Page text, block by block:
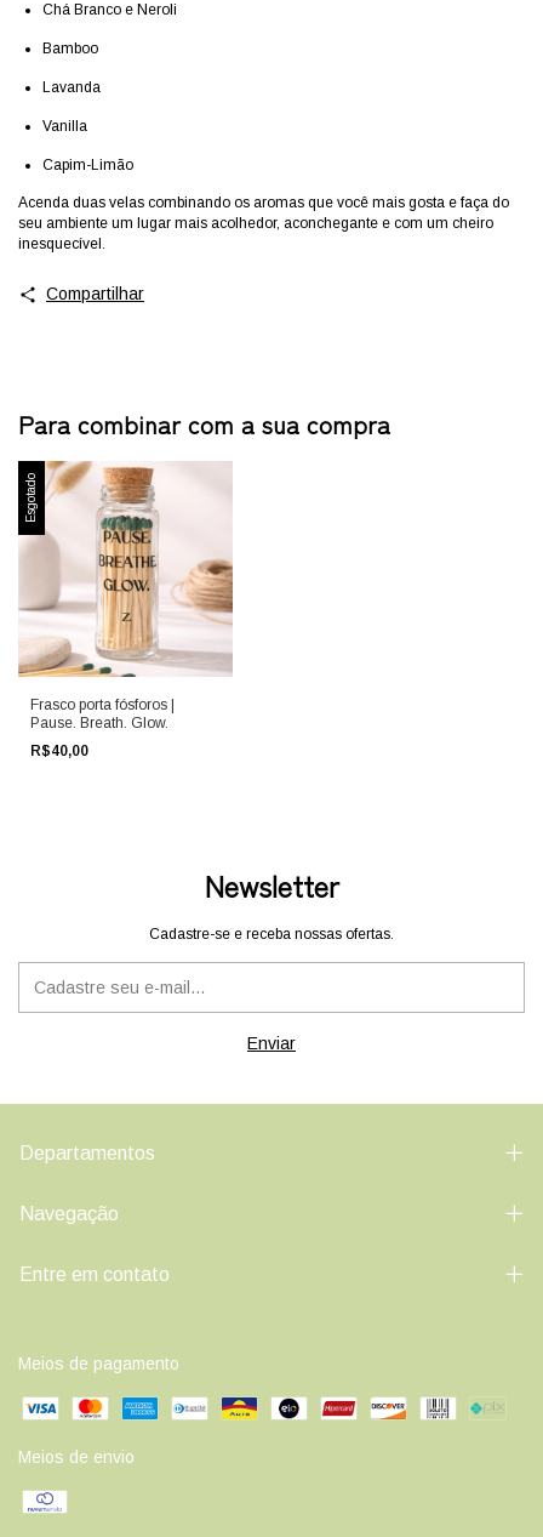
Chá Branco e Neroli
Bamboo
Lavanda
Vanilla
Capim-Limão
Acenda duas velas combinando os aromas que você mais gosta e faça do
seu ambiente um lugar mais acolhedor, aconchegante e com um cheiro
inesquecível.
Compartilhar
Para combinar com a sua compra
Esgotado
Frasco porta fósforos |
Pause. Breath. Glow.
R$40,00
Newsletter
Cadastre-se e receba nossas ofertas.
Departamentos
Navegação
Entre em contato
Meios de pagamento
Meios de envio